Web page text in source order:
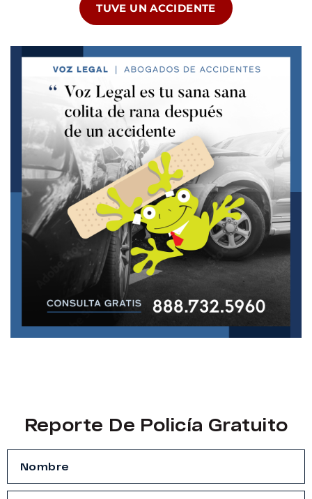
TUVE UN ACCIDENTE
Reporte De Policía Gratuito